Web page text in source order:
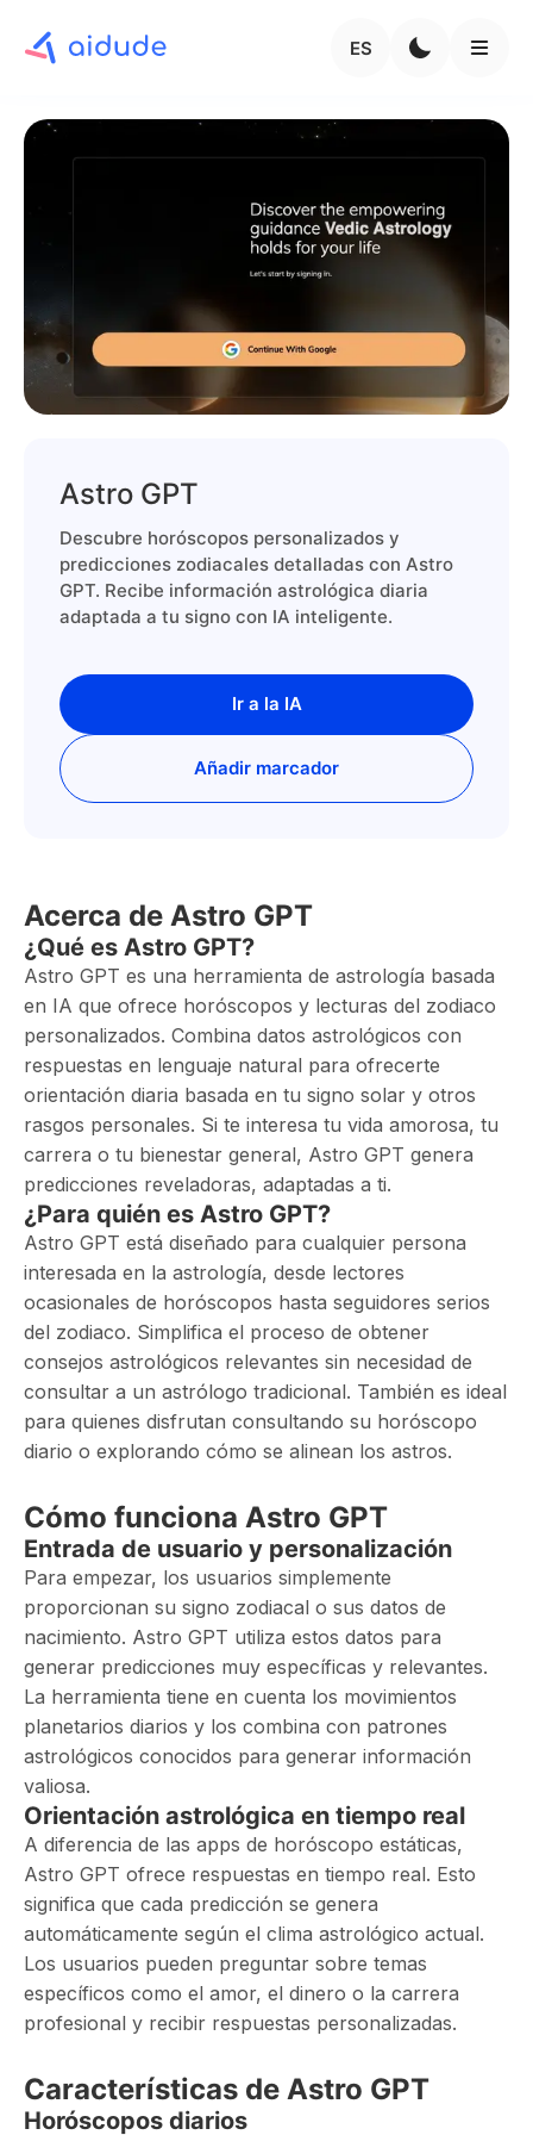
ES
Astro GPT
Descubre horóscopos personalizados y
predicciones zodiacales detalladas con Astro
GPT. Recibe información astrológica diaria
adaptada a tu signo con IA inteligente.
Ir a la IA
Añadir marcador
Acerca de Astro GPT
¿Qué es Astro GPT?
Astro GPT es una herramienta de astrología basada
en IA que ofrece horóscopos y lecturas del zodiaco
personalizados. Combina datos astrológicos con
respuestas en lenguaje natural para ofrecerte
orientación diaria basada en tu signo solar y otros
rasgos personales. Si te interesa tu vida amorosa, tu
carrera o tu bienestar general, Astro GPT genera
predicciones reveladoras, adaptadas a ti.
¿Para quién es Astro GPT?
Astro GPT está diseñado para cualquier persona
interesada en la astrología, desde lectores
ocasionales de horóscopos hasta seguidores serios
del zodiaco. Simplifica el proceso de obtener
consejos astrológicos relevantes sin necesidad de
consultar a un astrólogo tradicional. También es ideal
para quienes disfrutan consultando su horóscopo
diario o explorando cómo se alinean los astros.
Cómo funciona Astro GPT
Entrada de usuario y personalización
Para empezar, los usuarios simplemente
proporcionan su signo zodiacal o sus datos de
nacimiento. Astro GPT utiliza estos datos para
generar predicciones muy específicas y relevantes.
La herramienta tiene en cuenta los movimientos
planetarios diarios y los combina con patrones
astrológicos conocidos para generar información
valiosa.
Orientación astrológica en tiempo real
A diferencia de las apps de horóscopo estáticas,
Astro GPT ofrece respuestas en tiempo real. Esto
significa que cada predicción se genera
automáticamente según el clima astrológico actual.
Los usuarios pueden preguntar sobre temas
específicos como el amor, el dinero o la carrera
profesional y recibir respuestas personalizadas.
Características de Astro GPT
Horóscopos diarios